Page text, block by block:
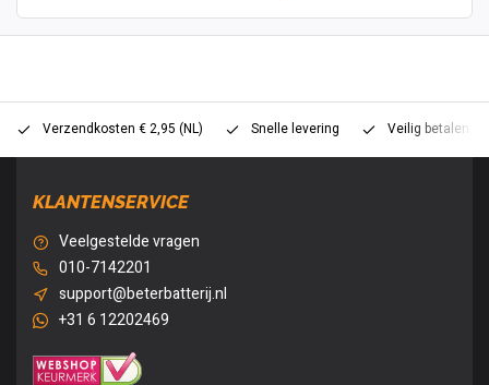
Verzendkosten € 2,95 (NL) Snelle levering Veilig betalen
KLANTENSERVICE
Veelgestelde vragen
010-7142201
support@beterbatterij.nl
+31 6 12202469